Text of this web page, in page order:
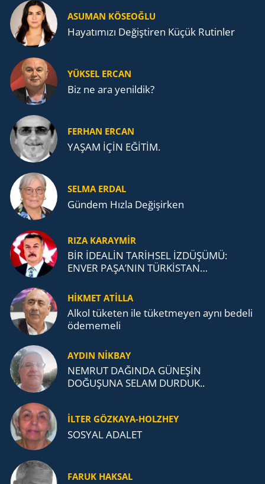
ASUMAN KÖSEOĞLU
Ha­ya­tı­mı­zı De­ğiş­ti­ren Küçük Ru­tin­ler
YÜKSEL ERCAN
Biz ne ara yenildik?
FERHAN ERCAN
YAŞAM İÇİN EĞİTİM.
SELMA ERDAL
Gündem Hızla Değişirken
RIZA KARAYMIR
BİR İDEALİN TARİHSEL İZDÜŞÜMÜ:
ENVER PAŞA’NIN TÜRKİSTAN
TEŞKİLATI’NA UZANAN MİRASI
HİKMET ATİLLA
Alkol tü­ke­ten ile tü­ket­me­yen aynı be­de­li
öde­me­me­li
AYDIN NİKBAY
NEMRUT DAĞINDA GÜNEŞİN
DOĞUŞUNA SELAM DURDUK..
İLTER GÖZKAYA-HOLZHEY
SOSYAL ADALET
FARUK HAKSAL